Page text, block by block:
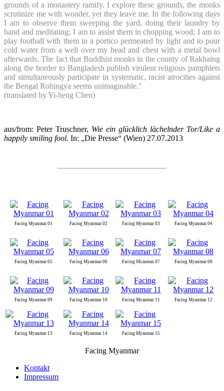
grounds of a monastery ramify. I explore these grounds, the monks
scrutinize me with wonder, yet they leave me. In the following days
I am to observe them sweeping the yard, doing their laundry by
hand and meditating; I am to assist them in chopping wood; I am to
play football with them in a portico permeated by light and to pour
cold water from a well over my head and chest with a metal bowl
afterwards. The fact that Buddhist monks in the county of Rakhaing
along the border to Bangladesh publish virulent religious pamphlets
and simultaneously participate in systematic, racist atrocities against
the Bengal Rohingya seems unimaginable."
(translated by Yi-heng Chen)
aus/from: Peter Truschner, Wie ein glücklich lächelnder Tor/Like a
happily smiling fool. In: „Die Presse“ (Wien) 27.07.2013
Facing Myanmar 01 Facing Myanmar 02 Facing Myanmar 03 Facing Myanmar 04
Facing Myanmar 05 Facing Myanmar 06 Facing Myanmar 07 Facing Myanmar 08
Facing Myanmar 09 Facing Myanmar 10 Facing Myanmar 11 Facing Myanmar 12
Facing Myanmar 13 Facing Myanmar 14 Facing Myanmar 15
Facing Myanmar
Kontakt
Impressum